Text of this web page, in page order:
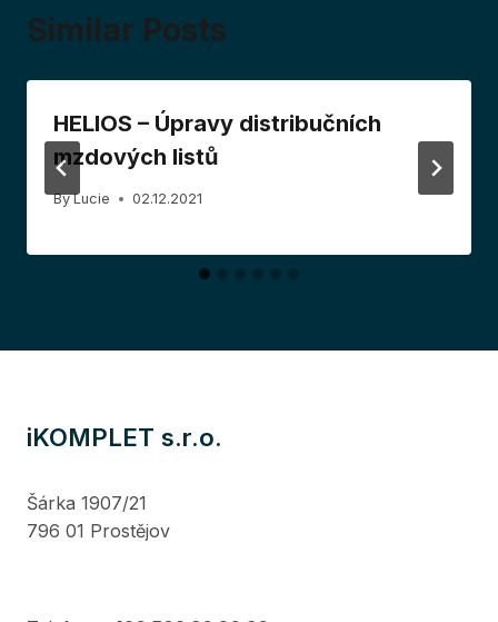
Similar Posts
HELIOS – Úpravy distribučních
mzdových listů
By Lucie 02.12.2021
iKOMPLET s.r.o.
Šárka 1907/21
796 01 Prostějov